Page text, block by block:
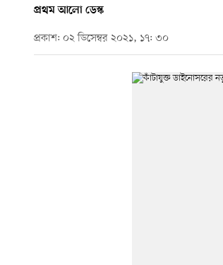
প্রথম আলো ডেস্ক
প্রকাশ: ০২ ডিসেম্বর ২০২১, ১৭: ৩০